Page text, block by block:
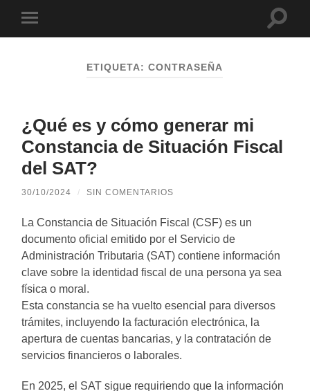
el
ETIQUETA:CONTRASEÑA
¿Qué es y cómo generar mi
Constancia de Situación Fiscal
del SAT?
30/10/2024 / SIN COMENTARIOS
La Constancia de Situación Fiscal (CSF) es un
documento oficial emitido por el Servicio de
Administración Tributaria (SAT) contiene información
clave sobre la identidad fiscal de una persona ya sea
física o moral.
Esta constancia se ha vuelto esencial para diversos
trámites, incluyendo la facturación electrónica, la
apertura de cuentas bancarias, y la contratación de
servicios financieros o laborales.
En 2025, el SAT sigue requiriendo que la información